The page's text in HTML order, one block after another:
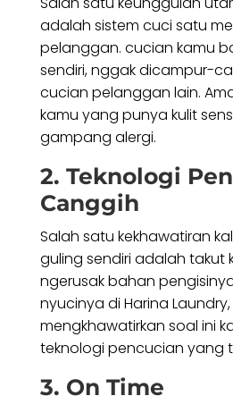
adalah sistem cuci satu
pelanggan. cucian kamu
sendiri, nggak dicampur-
cucian pelanggan lain.
kamu yang punya kulit
gampang alergi.
2. Teknologi
Canggih
Salah satu kekhawatiran
guling sendiri adalah takut
ngerusak bahan
nyucinya di Harina
mengkhawatirkan soal ini
teknologi pencucian yang
3. On Time